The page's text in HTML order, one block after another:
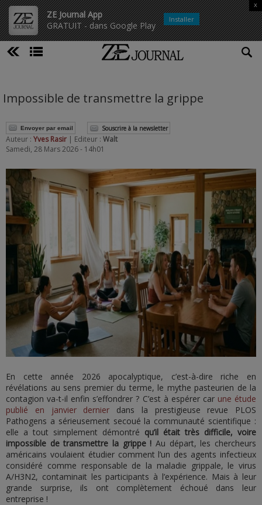
ZE Journal App
GRATUIT - dans Google Play
x
Installer
Impossible de transmettre la grippe
Envoyer par email Souscrire à la newsletter
Auteur : Yves Rasir | Editeur : Walt
Samedi, 28 Mars 2026 - 14h01
En cette année 2026 apocalyptique, c’est-à-dire riche en
révélations au sens premier du terme, le mythe pasteurien de la
contagion va-t-il enfin s’effondrer ? C’est à espérer car une étude
publié en janvier dernier dans la prestigieuse revue PLOS
Pathogens a sérieusement secoué la communauté scientifique :
elle a tout simplement démontré qu’il était très difficile, voire
impossible de transmettre la grippe ! Au départ, les chercheurs
américains voulaient étudier comment l’un des agents infectieux
considéré comme responsable de la maladie grippale, le virus
A/H3N2, contaminait les participants à l’expérience. Mais à leur
grande surprise, ils ont complètement échoué dans leur
entreprise !